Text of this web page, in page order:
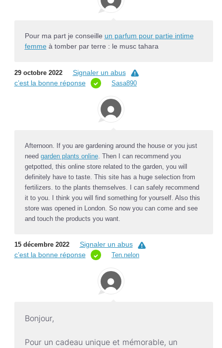
Pour ma part je conseille un parfum pour partie intime
femmeà tomber par terre : le musc tahara
29 octobre 2022
Signaler un abus
c’est la bonne réponse
Sasa890
Afternoon. If you are gardening around the house or you just
need garden plants online. Then I can recommend you
getpotted, this online store related to the garden, you will
definitely have to taste. This site has a huge selection from
fertilizers. to the plants themselves. I can safely recommend
it to you. I think you will find something for yourself. Also this
store was opened in London. So now you can come and see
and touch the products you want.
15 décembre 2022
Signaler un abus
c’est la bonne réponse
Ten.nelon
Bonjour,
Pour un cadeau unique et mémorable, un